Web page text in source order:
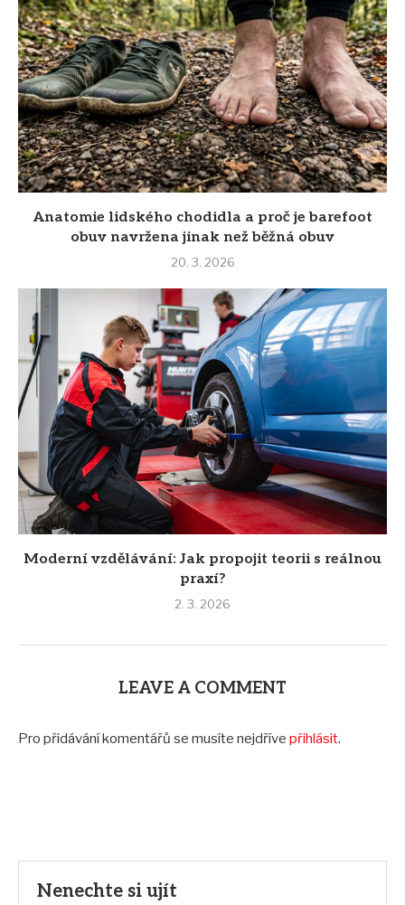
Anatomie lidského chodidla a proč je barefoot
obuv navržena jinak než běžná obuv
20. 3. 2026
Moderní vzdělávání: Jak propojit teorii s reálnou
praxí?
2. 3. 2026
LEAVE A COMMENT
Pro přidávání komentářů se musíte nejdříve přihlásit.
Nenechte si ujít